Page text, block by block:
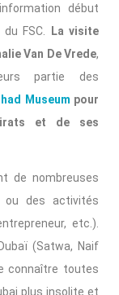
début
FSC.
La visite
Van De Vrede,
partie des
Museum pour
et de ses
de nombreuses
ou des activités
etc.).
(Satwa, Naif
connaître toutes
plus insolite et